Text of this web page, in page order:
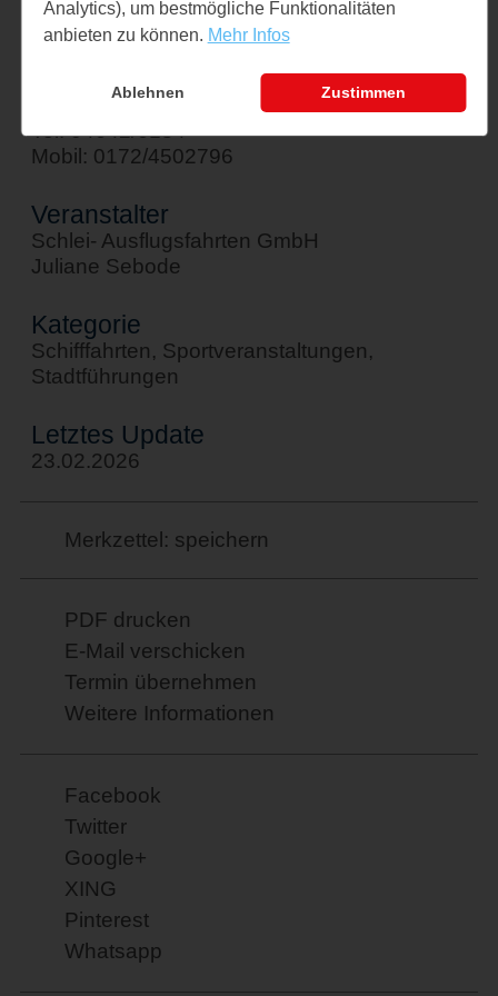
↪ Google Maps öffnen
sebode@schlei-ausflugsfahrten.de
Tel: 04642/6184
Mobil: 0172/4502796
Veranstalter
Schlei- Ausflugsfahrten GmbH
Juliane Sebode
Kategorie
Schifffahrten, Sportveranstaltungen,
Stadtführungen
Letztes Update
23.02.2026
Merkzettel: speichern
PDF drucken
E-Mail verschicken
Termin übernehmen
Weitere Informationen
Facebook
Twitter
Google+
XING
Pinterest
Whatsapp
Analytics), um bestmögliche Funktionalitäten
anbieten zu können. Mehr Infos
Ablehnen Zustimmen